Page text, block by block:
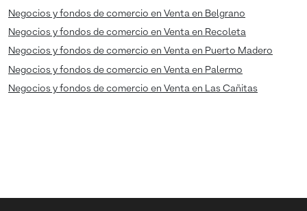
Negocios y fondos de comercio en Venta en Belgrano
Negocios y fondos de comercio en Venta en Recoleta
Negocios y fondos de comercio en Venta en Puerto Madero
Negocios y fondos de comercio en Venta en Palermo
Negocios y fondos de comercio en Venta en Las Cañitas